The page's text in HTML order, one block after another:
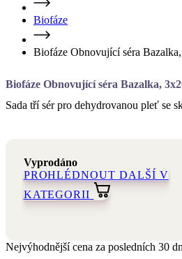
Biofáze
Biofáze Obnovující séra
Biofáze Obnovující séra Bazalka,
Sada tří sér pro dehydrovanou pleť se
Vyprodáno
PROHLÉDNOUT DALŠÍ V
KATEGORII
Nejvýhodnější cena za posledních 30